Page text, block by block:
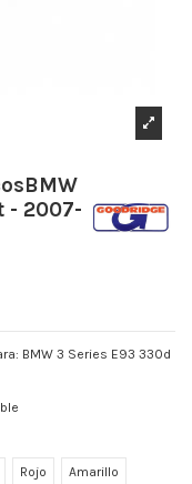
- 2007-
BMW 3 Series E93 330d
Rojo Amarillo